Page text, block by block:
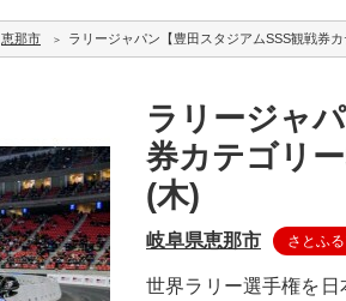
恵那市 ラリージャパン【豊田スタジアムSSS観戦券
ラリージャ
券カテゴリ
(木)
岐阜県恵那市 さとふ
世界ラリー選手権を